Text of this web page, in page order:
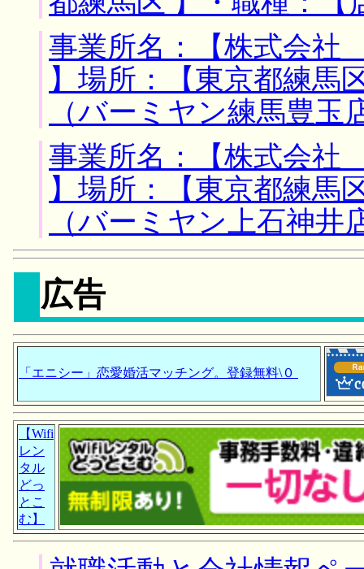
事業所名：【株式会
】場所：【東京都練馬
（バーミヤン練馬豊玉
事業所名：【株式会
】場所：【東京都練馬
（バーミヤン上石神井
広告
「エニシー」恋愛婚活マッチング。登録無料\０
【Wifi
レン
タル
どっ
とこ
む】